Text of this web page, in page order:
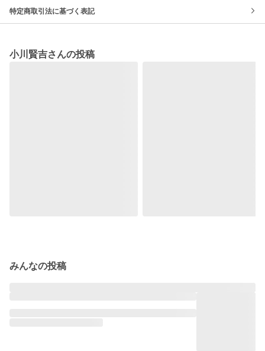
特定商取引法に基づく表記
小川賢吉さんの投稿
みんなの投稿